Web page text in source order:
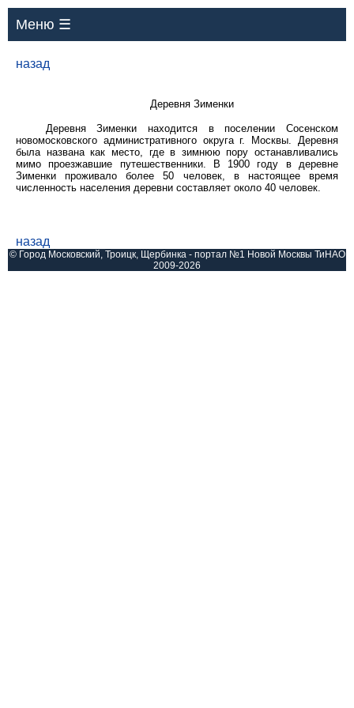
Меню ☰
назад
Деревня Зименки
Деревня Зименки находится в поселении Сосенском
новомосковского административного округа г. Москвы. Деревня
была названа как место, где в зимнюю пору останавливались
мимо проезжавшие путешественники. В 1900 году в деревне
Зименки проживало более 50 человек, в настоящее время
численность населения деревни составляет около 40 человек.
назад
© Город Московский, Троицк, Щербинка - портал №1 Новой Москвы ТиНАО
2009-2026